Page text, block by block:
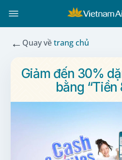
← Quay vềtrang chủ
Giảm đến 30%
bằng “Tiền